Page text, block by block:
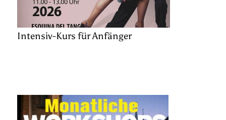
Intensiv-Kurs für Anfänger